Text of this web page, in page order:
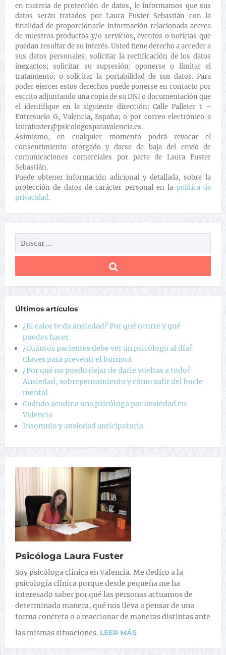
en materia de protección de datos, le informamos que sus
datos serán tratados por Laura Fuster Sebastián con la
finalidad de proporcionarle información relacionada acerca
de nuestros productos y/o servicios, eventos o noticias que
puedan resultar de su interés. Usted tiene derecho a acceder a
sus datos personales; solicitar la rectificación de los datos
inexactos; solicitar su supresión; oponerse o limitar el
tratamiento; o solicitar la portabilidad de sus datos. Para
poder ejercer estos derechos puede ponerse en contacto por
escrito adjuntando una copia de su DNI o documentación que
el identifique en la siguiente dirección: Calle Palleter 1 –
Entresuelo G, Valencia, España; o por correo electrónico a
laurafuster@psicologosparavalencia.es.
Asimismo, en cualquier momento podrá revocar el
consentimiento otorgado y darse de baja del envío de
comunicaciones comerciales por parte de Laura Fuster
Sebastián.
Puede obtener información adicional y detallada, sobre la
protección de datos de carácter personal en la política de
privacidad.
Últimos artículos
¿El calor te da ansiedad? Por qué ocurre y qué
puedes hacer
¿Cuántos pacientes debe ver un psicólogo al día?
Claves para prevenir el burnout
¿Por qué no puedo dejar de darle vueltas a todo?
Ansiedad, sobrepensamiento y cómo salir del bucle
mental
Cuándo acudir a una psicóloga por ansiedad en
Valencia
Insomnio y ansiedad anticipatoria
Psicóloga Laura Fuster
Soy psicóloga clínica en Valencia. Me dedico a la
psicología clínica porque desde pequeña me ha
interesado saber por qué las personas actuamos de
determinada manera, qué nos lleva a pensar de una
forma concreta o a reaccionar de maneras distintas ante
las mismas situaciones. LEER MÁS